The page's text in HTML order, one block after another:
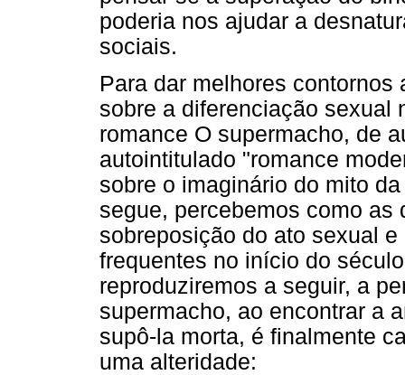
poderia nos ajudar a
sociais.
Para dar melhores
sobre a diferenciação sexual
romance O supermacho, de
autointitulado "romance
sobre o imaginário do mito
segue, percebemos como as
sobreposição do ato sexual
frequentes no início do
reproduziremos a seguir, a
supermacho, ao encontrar a
supô-la morta, é finalmente
uma alteridade: